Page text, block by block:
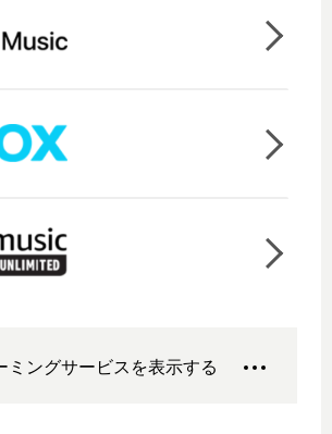
ミングサービスを表示する